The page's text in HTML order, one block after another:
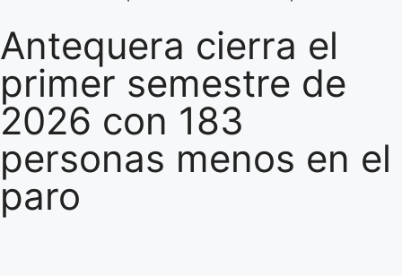
Antequera cierra el
primer semestre de
2026 con 183
personas menos en el
paro